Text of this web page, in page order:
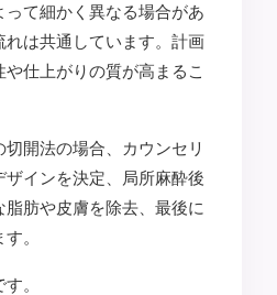
て細かく異なる場合があ
れは共通しています。計画
仕上がりの質が高まるこ
開法の場合、カウンセリ
ザインを決定、局所麻酔後
肪や皮膚を除去、最後に
。
。